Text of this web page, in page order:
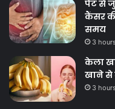
पेट से
कैंसर
समय
3
केला
खाने से
3